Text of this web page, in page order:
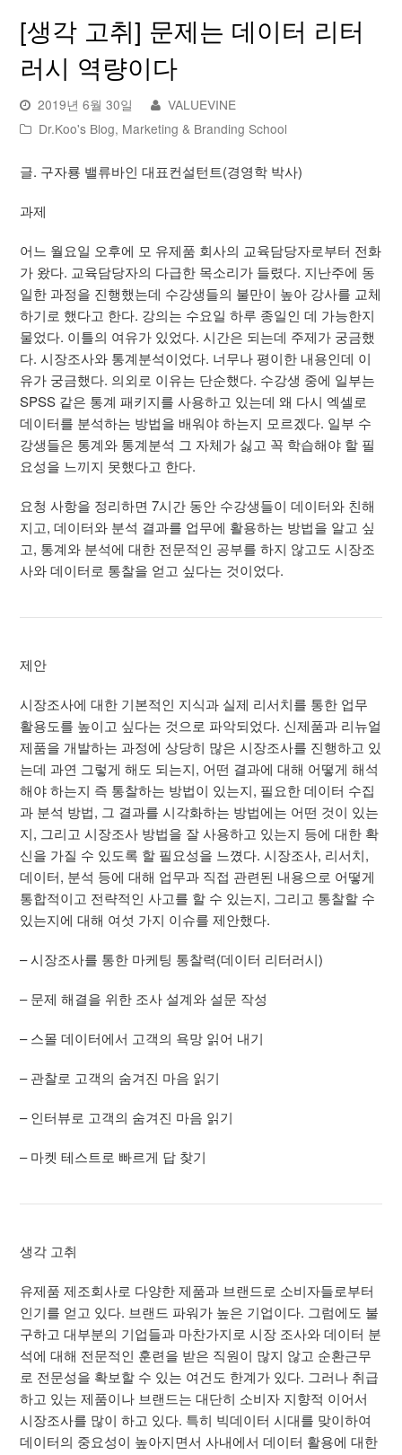
[생각 고취] 문제는 데이터 리터
러시 역량이다
2019년 6월 30일
VALUEVINE
Dr.Koo's Blog, Marketing & Branding School
글. 구자룡 밸류바인 대표컨설턴트(경영학 박사)
과제
어느 월요일 오후에 모 유제품 회사의 교육담당자로부터 전화
가 왔다. 교육담당자의 다급한 목소리가 들렸다. 지난주에 동
일한 과정을 진행했는데 수강생들의 불만이 높아 강사를 교체
하기로 했다고 한다. 강의는 수요일 하루 종일인 데 가능한지
물었다. 이틀의 여유가 있었다. 시간은 되는데 주제가 궁금했
다. 시장조사와 통계분석이었다. 너무나 평이한 내용인데 이
유가 궁금했다. 의외로 이유는 단순했다. 수강생 중에 일부는
SPSS 같은 통계 패키지를 사용하고 있는데 왜 다시 엑셀로
데이터를 분석하는 방법을 배워야 하는지 모르겠다. 일부 수
강생들은 통계와 통계분석 그 자체가 싫고 꼭 학습해야 할 필
요성을 느끼지 못했다고 한다.
요청 사항을 정리하면 7시간 동안 수강생들이 데이터와 친해
지고, 데이터와 분석 결과를 업무에 활용하는 방법을 알고 싶
고, 통계와 분석에 대한 전문적인 공부를 하지 않고도 시장조
사와 데이터로 통찰을 얻고 싶다는 것이었다.
제안
시장조사에 대한 기본적인 지식과 실제 리서치를 통한 업무
활용도를 높이고 싶다는 것으로 파악되었다. 신제품과 리뉴얼
제품을 개발하는 과정에 상당히 많은 시장조사를 진행하고 있
는데 과연 그렇게 해도 되는지, 어떤 결과에 대해 어떻게 해석
해야 하는지 즉 통찰하는 방법이 있는지, 필요한 데이터 수집
과 분석 방법, 그 결과를 시각화하는 방법에는 어떤 것이 있는
지, 그리고 시장조사 방법을 잘 사용하고 있는지 등에 대한 확
신을 가질 수 있도록 할 필요성을 느꼈다. 시장조사, 리서치,
데이터, 분석 등에 대해 업무과 직접 관련된 내용으로 어떻게
통합적이고 전략적인 사고를 할 수 있는지, 그리고 통찰할 수
있는지에 대해 여섯 가지 이슈를 제안했다.
– 시장조사를 통한 마케팅 통찰력(데이터 리터러시)
– 문제 해결을 위한 조사 설계와 설문 작성
– 스몰 데이터에서 고객의 욕망 읽어 내기
– 관찰로 고객의 숨겨진 마음 읽기
– 인터뷰로 고객의 숨겨진 마음 읽기
– 마켓 테스트로 빠르게 답 찾기
생각 고취
유제품 제조회사로 다양한 제품과 브랜드로 소비자들로부터
인기를 얻고 있다. 브랜드 파워가 높은 기업이다. 그럼에도 불
구하고 대부분의 기업들과 마찬가지로 시장 조사와 데이터 분
석에 대해 전문적인 훈련을 받은 직원이 많지 않고 순환근무
로 전문성을 확보할 수 있는 여건도 한계가 있다. 그러나 취급
하고 있는 제품이나 브랜드는 대단히 소비자 지향적 이어서
시장조사를 많이 하고 있다. 특히 빅데이터 시대를 맞이하여
데이터의 중요성이 높아지면서 사내에서 데이터 활용에 대한